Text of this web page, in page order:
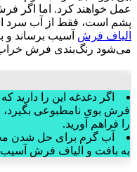
عمل خواهند کرد. اما اگر
پشم است، فقط از آب سرد
الیاف فرش آسیب برساند
می‌شود رنگ‌بندی فرش
اگر دغدغه این را دارید
فرش بوی نامطبوعی
را فراهم آورید.
آب گرم برای حل شدن
به بافت و الیاف فرش